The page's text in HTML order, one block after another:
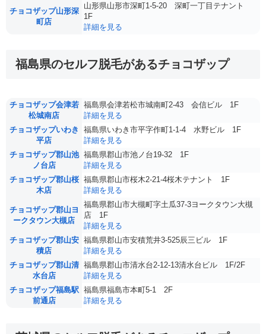
チョコザップ山形深
町店
山形県山形市深町1-5-20 深町一丁目テナント
1F
詳細を見る
福島県のセルフ脱毛があるチョコザップ
チョコザップ会津若
松城南店
福島県会津若松市城南町2-43 会信ビル 1F
詳細を見る
チョコザップいわき
平店
福島県いわき市平字作町1-1-4 水野ビル 1F
詳細を見る
チョコザップ郡山池
ノ台店
福島県郡山市池ノ台19-32 1F
詳細を見る
チョコザップ郡山桜
木店
福島県郡山市桜木2-21-4桜木テナント 1F
詳細を見る
チョコザップ郡山ヨ
ークタウン大槻店
福島県郡山市大槻町字土瓜37-3ヨークタウン大槻
店 1F
詳細を見る
チョコザップ郡山安
積店
福島県郡山市安積荒井3-525辰三ビル 1F
詳細を見る
チョコザップ郡山清
水台店
福島県郡山市清水台2-12-13清水台ビル 1F/2F
詳細を見る
チョコザップ福島駅
前通店
福島県福島市本町5-1 2F
詳細を見る